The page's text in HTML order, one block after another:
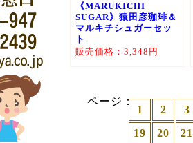
《MARUKICHI
SUGAR》猿田彦珈琲＆
マルキチシュガーセッ
ト
販売価格：3,348円
ページ：
1 2
3
19
20
21